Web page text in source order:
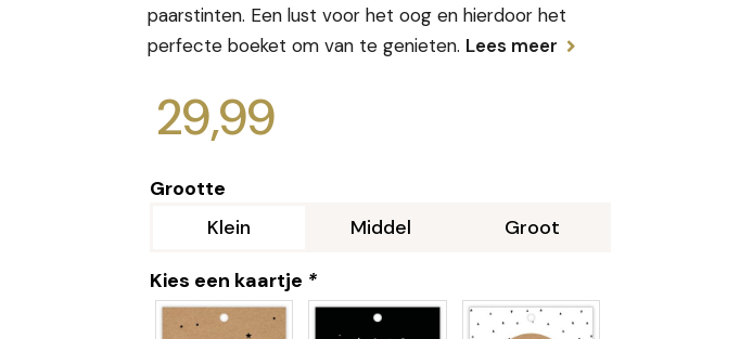
paarstinten. Een lust voor het oog en hierdoor het
perfecte boeket om van te genieten. Lees meer
29,99
Grootte
Klein
Middel Groot
Kies een kaartje *